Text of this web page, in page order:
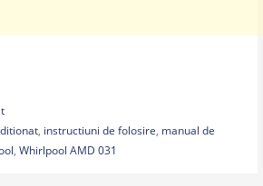
, instructiuni de folosire, manual de
, Whirlpool AMD 031